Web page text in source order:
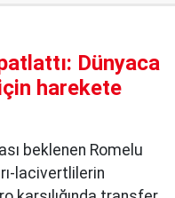
Dünyaca
harekete
beklenen Romelu
lacivertlilerin